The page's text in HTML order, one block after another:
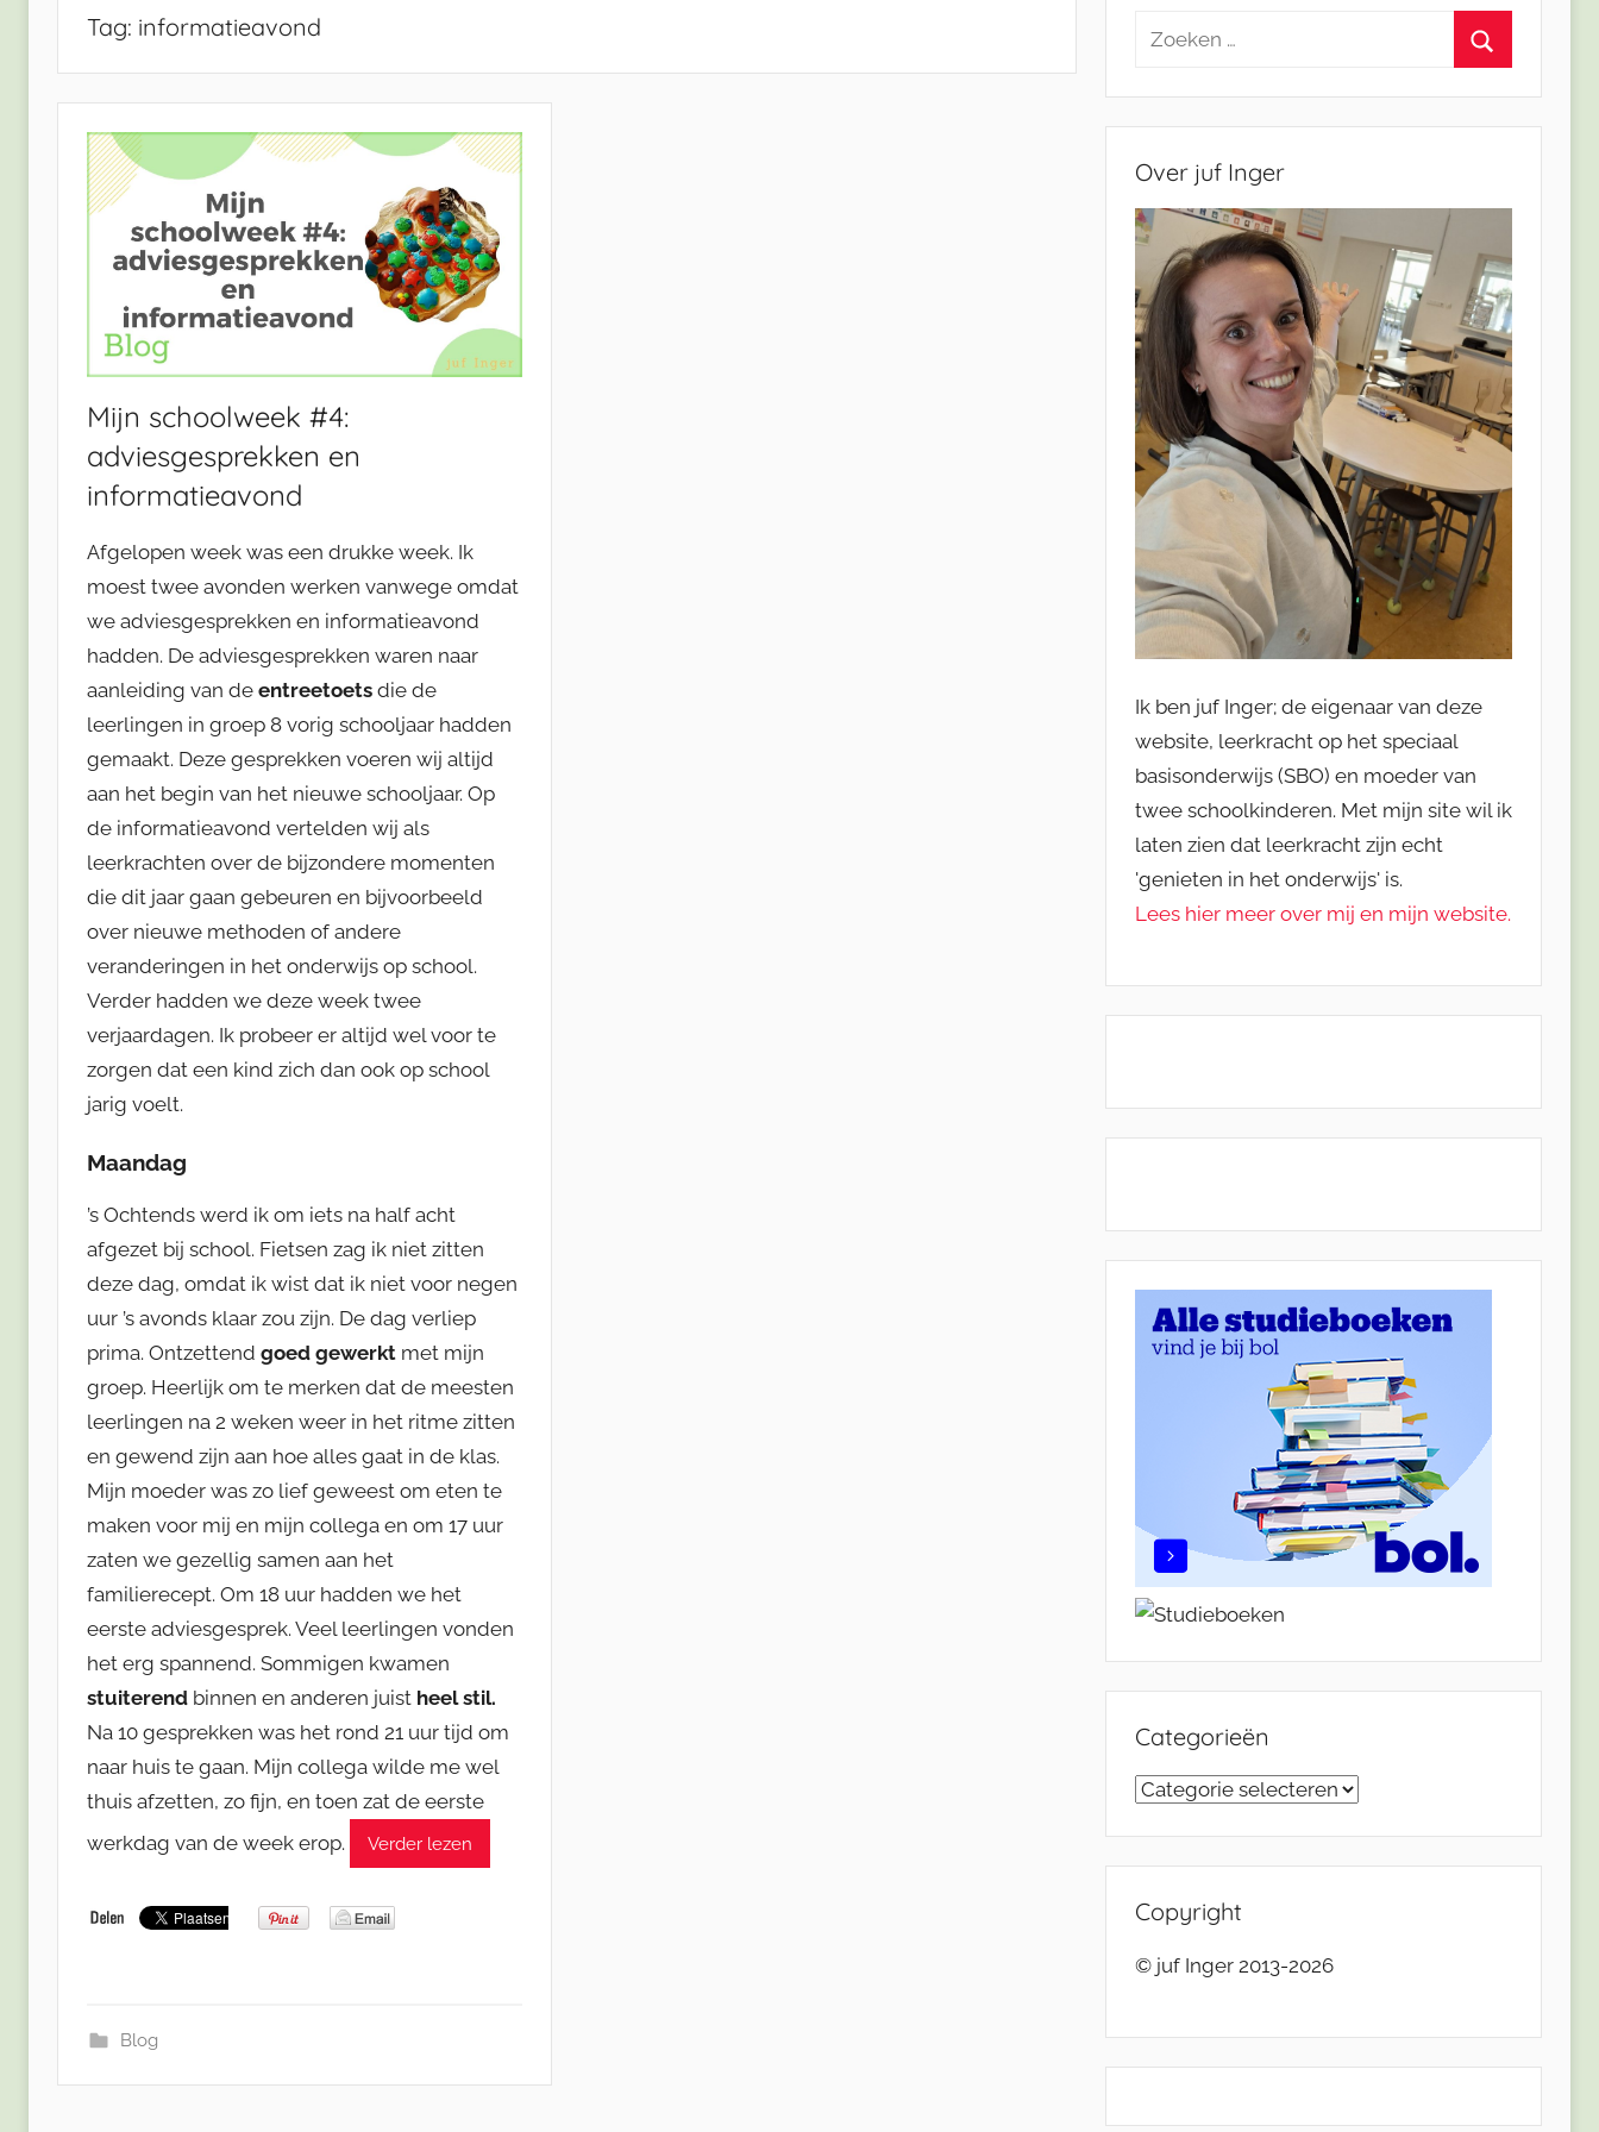
Tag: informatieavond
Mijn schoolweek #4:
adviesgesprekken en
informatieavond
Afgelopen week was een drukke week. Ik
moest twee avonden werken vanwege omdat
we adviesgesprekken en informatieavond
hadden. De adviesgesprekken waren naar
aanleiding van de entreetoets die de
leerlingen in groep 8 vorig schooljaar hadden
gemaakt. Deze gesprekken voeren wij altijd
aan het begin van het nieuwe schooljaar. Op
de informatieavond vertelden wij als
leerkrachten over de bijzondere momenten
die dit jaar gaan gebeuren en bijvoorbeeld
over nieuwe methoden of andere
veranderingen in het onderwijs op school.
Verder hadden we deze week twee
verjaardagen. Ik probeer er altijd wel voor te
zorgen dat een kind zich dan ook op school
jarig voelt.
Maandag
’s Ochtends werd ik om iets na half acht
afgezet bij school. Fietsen zag ik niet zitten
deze dag, omdat ik wist dat ik niet voor negen
uur ’s avonds klaar zou zijn. De dag verliep
prima. Ontzettend goed gewerkt met mijn
groep. Heerlijk om te merken dat de meesten
leerlingen na 2 weken weer in het ritme zitten
en gewend zijn aan hoe alles gaat in de klas.
Mijn moeder was zo lief geweest om eten te
maken voor mij en mijn collega en om 17 uur
zaten we gezellig samen aan het
familierecept. Om 18 uur hadden we het
eerste adviesgesprek. Veel leerlingen vonden
het erg spannend. Sommigen kwamen
stuiterend binnen en anderen juist heel stil.
Na 10 gesprekken was het rond 21 uur tijd om
naar huis te gaan. Mijn collega wilde me wel
thuis afzetten, zo fijn, en toen zat de eerste
werkdag van de week erop.
Verder lezen
Blog
Zoeken
Over juf Inger
Ik ben juf Inger; de eigenaar van deze
website, leerkracht op het speciaal
basisonderwijs (SBO) en moeder van
twee schoolkinderen. Met mijn site wil ik
laten zien dat leerkracht zijn echt
'genieten in het onderwijs' is.
Lees hier meer over mij en mijn website.
Categorieën
Categorieën
Copyright
© juf Inger 2013-2026